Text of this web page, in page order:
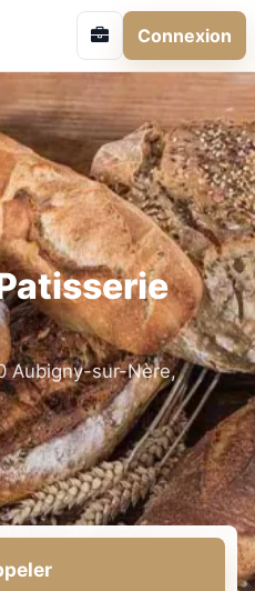
Connexion
Aubigny-sur-Nère,